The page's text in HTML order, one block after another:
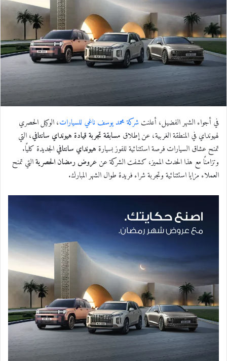
ي
د
ا
إ
ل
ك
ت
ن
ي
ا
في أجواء الشهر الفضيل، أعلنتشركة محمد يوسف ناغي للسيارات، الوكيل الحصري
لهيونداي في المنطقة الغربية، عن إطلاق مسابقة تجربة قيادة هيونداي سانتافي، التي
تمنح عشاق السيارات فرصة استثنائية للفوز بسيارة هيونداي سانتافيالجديدة كليًا.
وتزامنًا مع هذا الحدث المميز، كشفت الشركة عنعروض رمضان الحصريةالتي تمنح
العملاء مزايا استثنائية وتجربة شراء فريدة طوال الشهر المبارك.